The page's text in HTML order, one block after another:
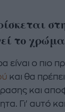
το χρώμα
είναι ο πιο
και θα
και
Γι' αυτό και